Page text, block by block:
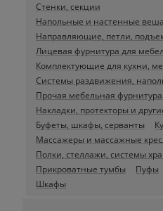
Стенки, секции
Напольные и настенные
Направляющие, петли,
Лицевая фурнитура для
Комплектующие для кухни,
Системы раздвижения,
Прочая мебельная
Накладки, протекторы и
Буфеты, шкафы, серванты
Массажеры и массажные
Полки, стеллажи, системы
Прикроватные тумбы
Пуфы
Шкафы